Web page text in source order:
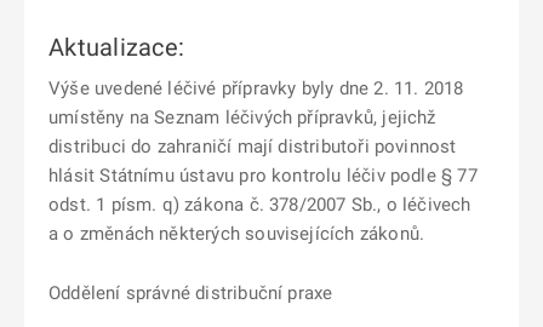
Aktualizace:
Výše uvedené léčivé přípravky byly dne 2. 11. 2018
umístěny na Seznam léčivých přípravků, jejichž
distribuci do zahraničí mají distributoři povinnost
hlásit Státnímu ústavu pro kontrolu léčiv podle § 77
odst. 1 písm. q) zákona č. 378/2007 Sb., o léčivech
a o změnách některých souvisejících zákonů.
Oddělení správné distribuční praxe